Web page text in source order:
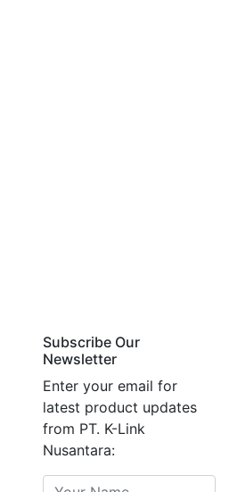
Subscribe Our
Newsletter
Enter your email for
latest product updates
from PT. K-Link
Nusantara: